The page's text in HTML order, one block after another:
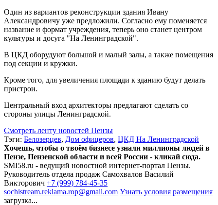
Один из вариантов реконструкции здания Ивану
Александровичу уже предложили. Согласно ему поменяется
название и формат учреждения, теперь оно станет центром
культуры и досуга "На Ленинградской".
В ЦКД оборудуют большой и малый залы, а также помещения
под секции и кружки.
Кроме того, для увеличения площади к зданию будут делать
пристрои.
Центральный вход архитекторы предлагают сделать со
стороны улицы Ленинградской.
Смотреть ленту новостей Пензы
Тэги: Белозерцев, Дом офицеров, ЦКД На Ленинградской
Хочешь, чтобы о твоём бизнесе узнали миллионы людей в
Пензе, Пензенской области и всей России - кликай сюда.
SMI58.ru - ведущий новостной интернет-портал Пензы.
Руководитель отдела продаж Самохвалов Василий
Викторович +7 (999) 784-45-35
sochistream.reklama.rop@gmail.com Узнать условия размещения
загрузка...